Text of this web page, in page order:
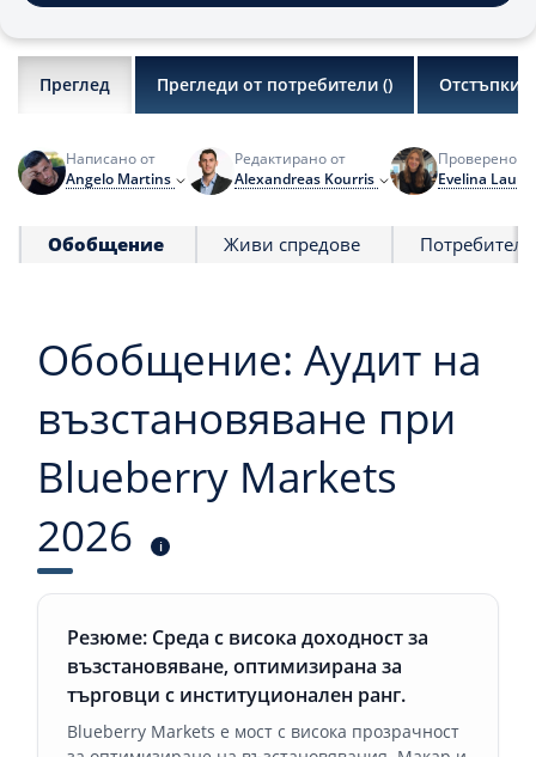
Преглед Прегледи от потребители () Отстъпки
Написано от
Angelo Martins
Редактирано от
Alexandreas Kourris
Проверено от
Evelina
Обобщение Живи спредове
Обобщение: Аудит на
възстановяване при
Blueberry Markets
2026
i
Резюме: Среда с висока доходност за
възстановяване, оптимизирана за
търговци с институционален ранг.
Blueberry Markets е мост с висока прозрачност